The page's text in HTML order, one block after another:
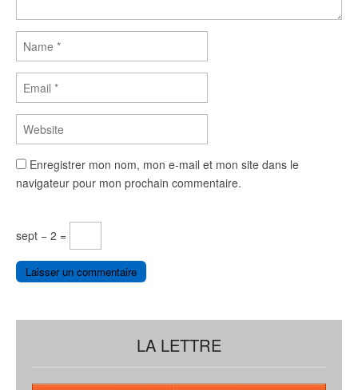
Enregistrer mon nom, mon e-mail et mon site dans le
navigateur pour mon prochain commentaire.
sept − 2 =
LA LETTRE